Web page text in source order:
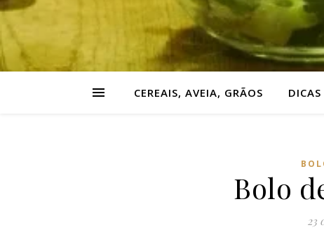
CEREAIS, AVEIA, GRÃOS
Bolo
23